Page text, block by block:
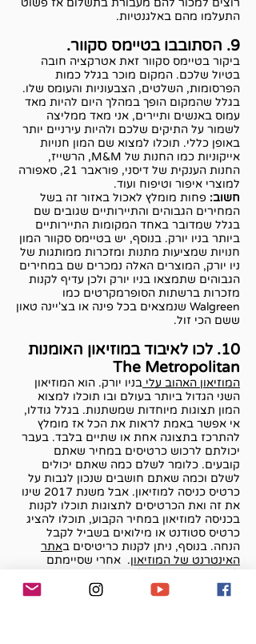
רוצים למכור להם מעבורת בתשלום אז פשוט
התעלמו מהם באלגנטיות.
9. הסתובבו בטיימס סקוור.
ביקור בטיימס סקוור זאת אטרקציה חובה
בטיול שלכם. המקום מוכר בגלל כמות
הפרסומות, השלטים, הצבעוניות והעומס שלו.
בגלל שהמקום הופך במהלך היום להיות מאד
עמוס באנשים ותיירים, אני מאד ממליצה
לשמור על התיקים שלכם ולהיות עירניים יותר
באופן כללי. תוכלו למצוא שם המון חנויות
אייקוניות כמו החנות של M&M, הרשייז,
החנות הענקית של דיסני, פוראבר 21, סאפורה
למוצרי איפור וטיפוח ועוד.
חשוב: פחות מומלץ לאכול באזור זה בשל
המחירים הגבוהים והתיירותיים שגובים שם
בגלל שמדובר באחד המקומות התיירותיים
ביותר בניו יורק. בנוסף, יש בטיימס סקוור המון
חנויות שמציעות מתנות ומזכרות ממותגות של
ניו יורק, המוצרים האלה נמכרים שם במחירים
הגבוהים שתמצאו בניו יורק ולכן עדיף לקנות
מזכרות ברשתות הסופרמקרטים כמו
Walgreen שנמצאים בכל פינה או בצ'יינה טאון
ששם הכי זול.
10. לכו לאיבוד במוזיאון האומנות
The Metropolitan
המוזיאון האהוב עלי בניו יורק. הוא המוזיאון
השני הגדול ביותר בעולם ובו תוכלו למצוא
המון תצוגות מיוחדות שמשתנות. בגלל גודלו,
אי אפשר באמת לראות את הכל אז מומלץ
להתרכז בתצוגה אחת או שתיים בלבד. בעבר
יכולתם לרכוש כרטיסים במחיר שאתם
קובעים. כלומר לשלם כמה שאתם יכולים
לשלם וכמה שאתם חושבים שנכון לגבות על
כרטיס כניסה למוזיאון. אבל משנת 2017 שינו
את זה ואת הכרטיסים לתצוגות תוכלו לקנות
בכניסה למוזיאון במחיר הקבוע, תוכלו להציג
כרטיס סטודנט או מילואים בשביל לקבל
הנחה. בנוסף, ניתן לקנות כריטיסים באתר
האינטרנט של המוזיאון. אחרי שסיימתם
להסתובב במוזיאון ולהתרשם מהתערוכות,
קחו את המעלית לכיוון הגג של המוזיאון ושם
תמצאו מרפסת גדולה שמשקיפה על הסנטרל